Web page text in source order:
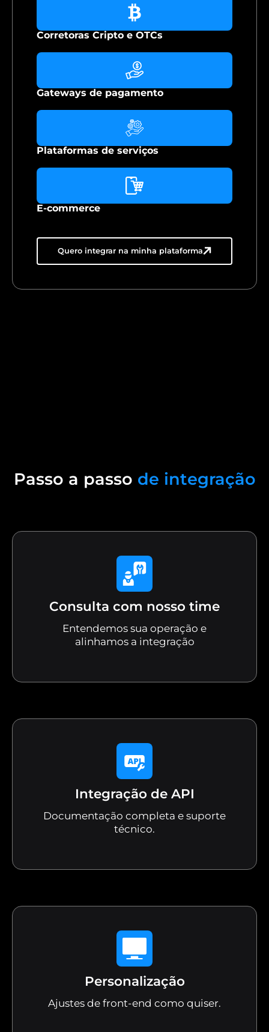
Corretoras Cripto e OTCs
Gateways de pagamento
Plataformas de serviços
E-commerce
Quero integrar na minha plataforma
Passo a passo de integração
Consulta com nosso time
Entendemos sua operação e
alinhamos a integração
Integração de API
Documentação completa e suporte
técnico.
Personalização
Ajustes de front-end como quiser.